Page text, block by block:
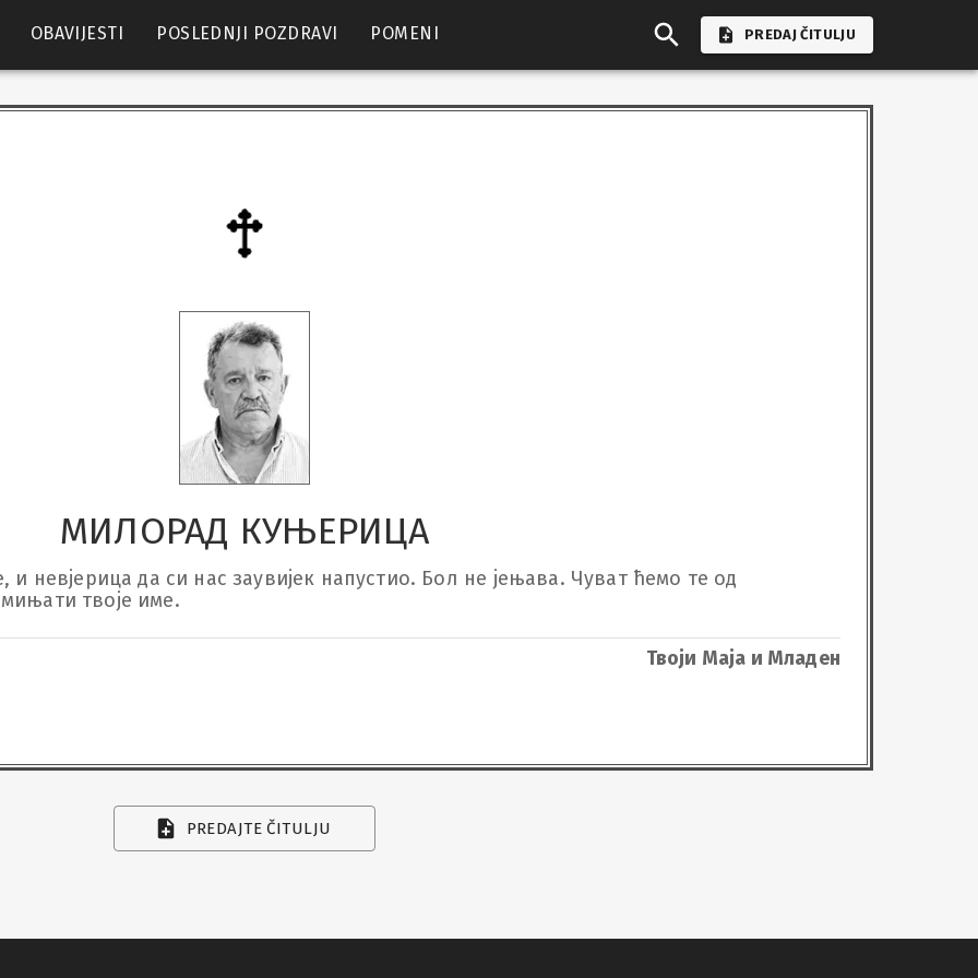
OBAVIJESTI POSLEDNJI POZDRAVI POMENI PREDAJ ČITULJU
МИЛОРАД КУЊЕРИЦА
и невјерица да си нас заувијек напустио. Бол не јењава. Чуват ћемо те од
твоје име.
Твоји Маја и Младен
PREDAJTE ČITULJU